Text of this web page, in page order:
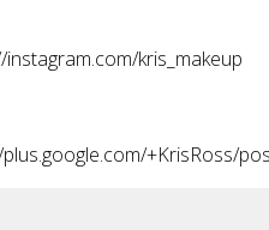
instagram.com/kris_makeup
+KrisRoss/